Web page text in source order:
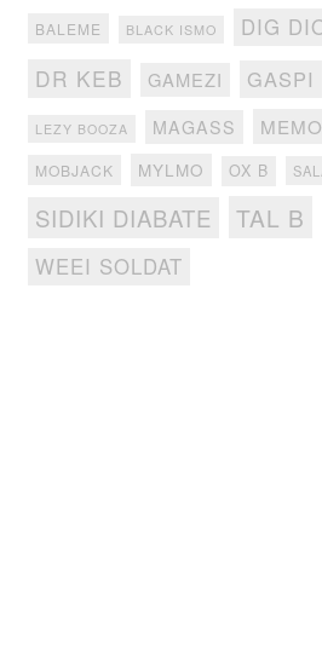
BALEME BLACK ISMO DIG
DR KEB GAMEZI GASPI
LEZY BOOZA MAGASS
MOBJACK MYLMO OX B
SIDIKI DIABATE TAL B
WEEI SOLDAT